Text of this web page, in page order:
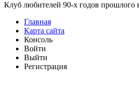
Клуб любителей 90-х годов прошлого
Главная
Карта сайта
Консоль
Войти
Выйти
Регистрация